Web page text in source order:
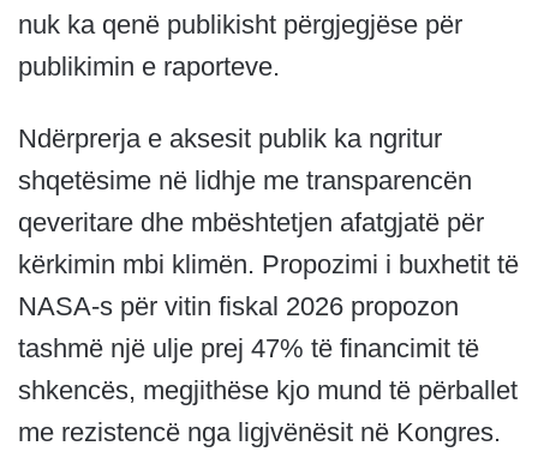
nuk ka qenë publikisht përgjegjëse për
publikimin e raporteve.
Ndërprerja e aksesit publik ka ngritur
shqetësime në lidhje me transparencën
qeveritare dhe mbështetjen afatgjatë për
kërkimin mbi klimën. Propozimi i buxhetit të
NASA-s për vitin fiskal 2026 propozon
tashmë një ulje prej 47% të financimit të
shkencës, megjithëse kjo mund të përballet
me rezistencë nga ligjvënësit në Kongres.